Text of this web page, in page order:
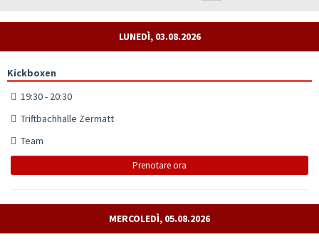
LUNEDÌ, 03.08.2026
Kickboxen
19:30 - 20:30
Triftbachhalle Zermatt
Team
Prenotare ora
MERCOLEDÌ, 05.08.2026